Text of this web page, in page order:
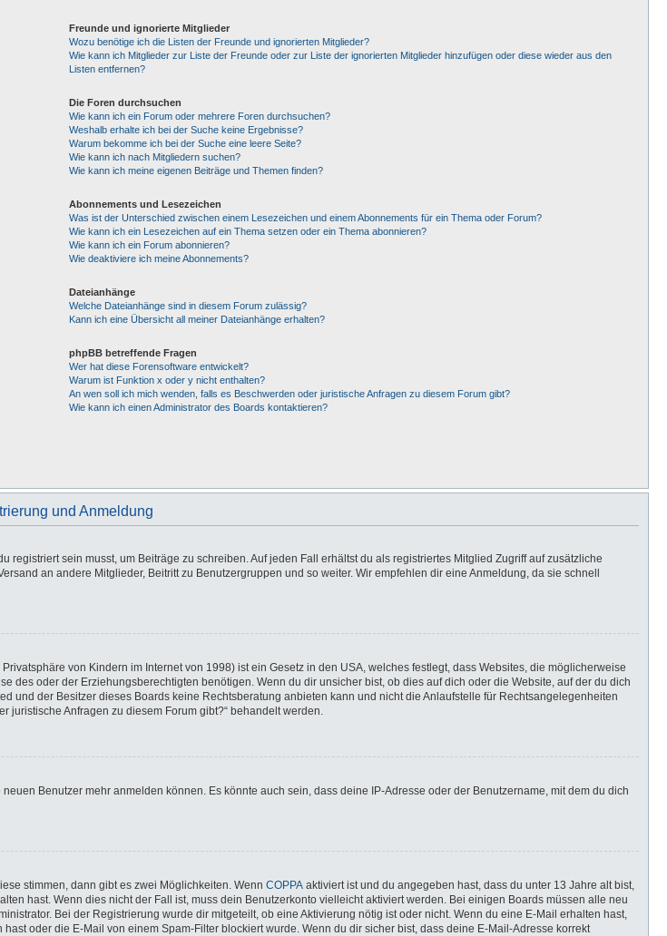
Freunde und ignorierte Mitglieder
Wozu benötige ich die Listen der Freunde und ignorierten Mitglieder?
Wie kann ich Mitglieder zur Liste der Freunde oder zur Liste der ignorierten Mitglieder hinzufügen oder diese wieder aus den
Listen entfernen?
Die Foren durchsuchen
Wie kann ich ein Forum oder mehrere Foren durchsuchen?
Weshalb erhalte ich bei der Suche keine Ergebnisse?
Warum bekomme ich bei der Suche eine leere Seite?
Wie kann ich nach Mitgliedern suchen?
Wie kann ich meine eigenen Beiträge und Themen finden?
Abonnements und Lesezeichen
Was ist der Unterschied zwischen einem Lesezeichen und einem Abonnements für ein Thema oder Forum?
Wie kann ich ein Lesezeichen auf ein Thema setzen oder ein Thema abonnieren?
Wie kann ich ein Forum abonnieren?
Wie deaktiviere ich meine Abonnements?
Dateianhänge
Welche Dateianhänge sind in diesem Forum zulässig?
Kann ich eine Übersicht all meiner Dateianhänge erhalten?
phpBB betreffende Fragen
Wer hat diese Forensoftware entwickelt?
Warum ist Funktion x oder y nicht enthalten?
An wen soll ich mich wenden, falls es Beschwerden oder juristische Anfragen zu diesem Forum gibt?
Wie kann ich einen Administrator des Boards kontaktieren?
und Anmeldung
sein musst, um Beiträge zu schreiben. Auf jeden Fall erhältst du als registriertes Mitglied Zugriff auf zusätzliche
an andere Mitglieder, Beitritt zu Benutzergruppen und so weiter. Wir empfehlen dir eine Anmeldung, da sie schnell
von Kindern im Internet von 1998) ist ein Gesetz in den USA, welches festlegt, dass Websites, die möglicherweise
oder der Erziehungsberechtigten benötigen. Wenn du dir unsicher bist, ob dies auf dich oder die Website, auf der du dich
und der Besitzer dieses Boards keine Rechtsberatung anbieten kann und nicht die Anlaufstelle für Rechtsangelegenheiten
juristische Anfragen zu diesem Forum gibt?“ behandelt werden.
Benutzer mehr anmelden können. Es könnte auch sein, dass deine IP-Adresse oder der Benutzername, mit dem du dich
stimmen, dann gibt es zwei Möglichkeiten. Wenn COPPA aktiviert ist und du angegeben hast, dass du unter 13 Jahre alt bist,
hast. Wenn dies nicht der Fall ist, muss dein Benutzerkonto vielleicht aktiviert werden. Bei einigen Boards müssen alle neu
Bei der Registrierung wurde dir mitgeteilt, ob eine Aktivierung nötig ist oder nicht. Wenn du eine E-Mail erhalten hast,
oder die E-Mail von einem Spam-Filter blockiert wurde. Wenn du dir sicher bist, dass deine E-Mail-Adresse korrekt